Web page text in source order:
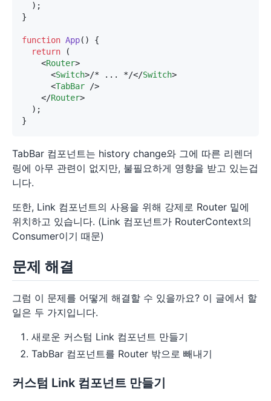
  );
}
function App( ) {
return (
<Router>
<Switch>/* ... */</Switch>
<TabBar />
</Router>
  );
TabBar 컴포넌트는 history change와 그에 따른 리렌더
링에 아무 관련이 없지만, 불필요하게 영향을 받고 있는겁
니다.
또한, Link 컴포넌트의 사용을 위해 강제로 Router 밑에
위치하고 있습니다. (Link 컴포넌트가 RouterContext의
Consumer이기 때문)
문제 해결
그럼 이 문제를 어떻게 해결할 수 있을까요? 이 글에서 할
일은 두 가지입니다.
새로운 커스텀 Link 컴포넌트 만들기
TabBar 컴포넌트를 Router 밖으로 빼내기
커스텀 Link 컴포넌트 만들기